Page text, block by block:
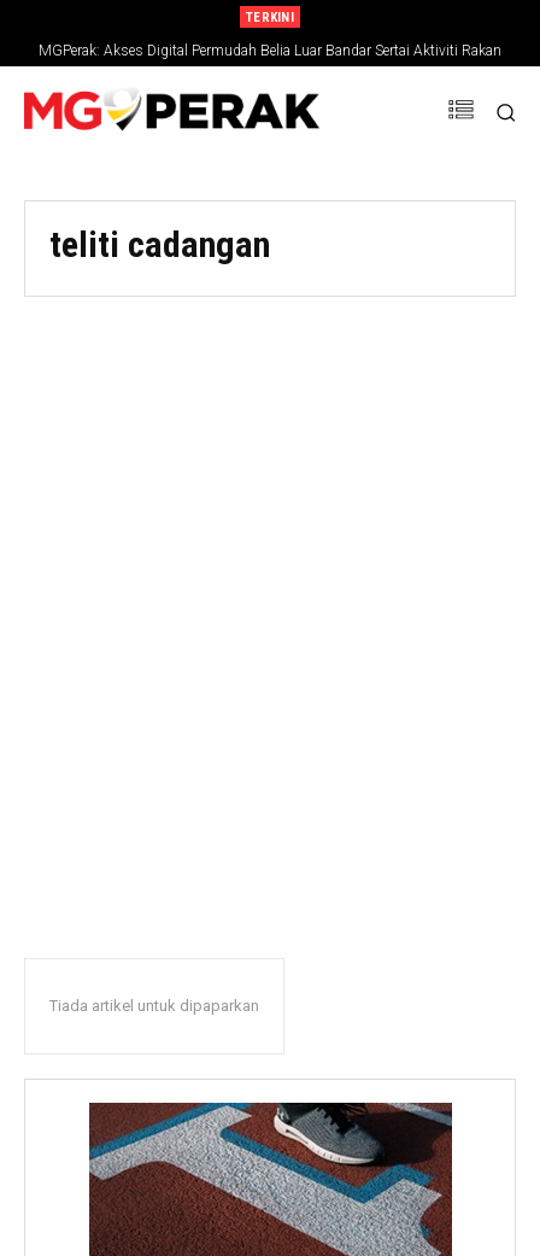
TERKINI
MGPerak: Akses Digital Permudah Belia Luar Bandar Sertai Aktiviti Rakan
Muda
teliti cadangan
Tiada artikel untuk dipaparkan